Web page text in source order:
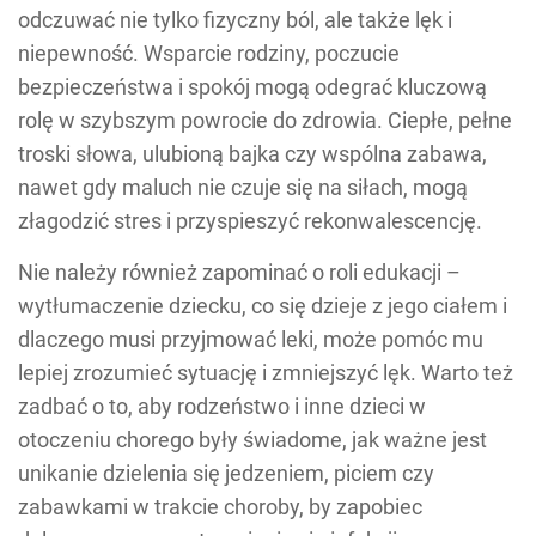
odczuwać nie tylko fizyczny ból, ale także lęk i
niepewność. Wsparcie rodziny, poczucie
bezpieczeństwa i spokój mogą odegrać kluczową
rolę w szybszym powrocie do zdrowia. Ciepłe, pełne
troski słowa, ulubioną bajka czy wspólna zabawa,
nawet gdy maluch nie czuje się na siłach, mogą
złagodzić stres i przyspieszyć rekonwalescencję.
Nie należy również zapominać o roli edukacji –
wytłumaczenie dziecku, co się dzieje z jego ciałem i
dlaczego musi przyjmować leki, może pomóc mu
lepiej zrozumieć sytuację i zmniejszyć lęk. Warto też
zadbać o to, aby rodzeństwo i inne dzieci w
otoczeniu chorego były świadome, jak ważne jest
unikanie dzielenia się jedzeniem, piciem czy
zabawkami w trakcie choroby, by zapobiec